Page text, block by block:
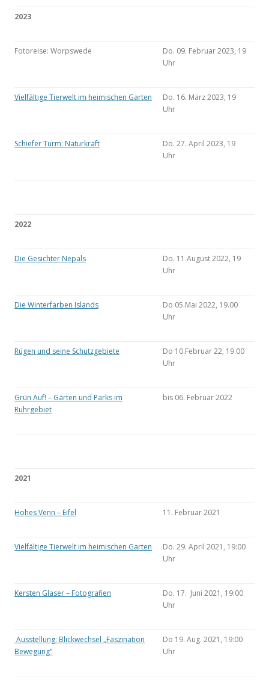
2023
Fotoreise: Worpswede
Do. 09. Februar 2023, 19
Uhr
Vielfältige Tierwelt im heimischen Garten
Do. 16. März 2023, 19
Uhr
Schiefer Turm: Naturkraft
Do. 27. April 2023, 19
Uhr
2022
Die Gesichter Nepals
Do. 11.August 2022, 19
Uhr
Die Winterfarben Islands
Do 05.Mai 2022, 19.00
Uhr
Rügen und seine Schutzgebiete
Do 10.Februar 22, 19.00
Uhr
Grün Auf! – Gärten und Parks im
Ruhrgebiet
bis 06. Februar 2022
2021
Hohes Venn – Eifel 11. Februar 2021
Vielfältige Tierwelt im heimischen Garten
Do. 29. April 2021, 19:00
Uhr
Kersten Glaser – Fotografien
Do. 17. Juni 2021, 19:00
Uhr
Ausstellung: Blickwechsel „Faszination
Bewegung“
Do 19. Aug. 2021, 19:00
Uhr